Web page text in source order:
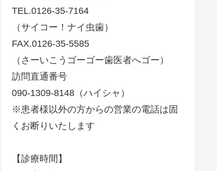
TEL.0126-35-7164
（サイコー！ナイ虫歯）
FAX.0126-35-5585
（さーいこうゴーゴー歯医者へゴー）
訪問直通番号
090-1309-8148（ハイシャ）
※患者様以外の方からの営業の電話は固
くお断りいたします
【診療時間】